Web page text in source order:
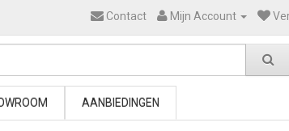
Contact Mijn Account
AANBIEDINGEN